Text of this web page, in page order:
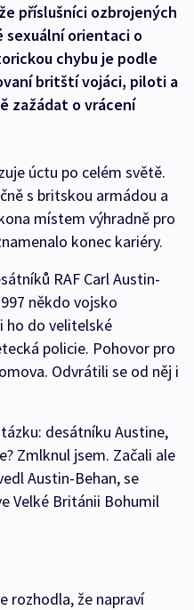
příslušníci ozbrojených
sexuální orientaci o
chybu je podle
britští vojáci, piloti a
zažádat o vrácení
úctu po celém světě.
s britskou armádou a
místem výhradně pro
konec kariéry.
RAF Carl Austin-
někdo vojsko
ho do velitelské
policie. Pohovor pro
Odvrátili se od něj i
desátníku Austine,
Zmlknul jsem. Začali ale
Austin-Behan, se
Velké Británii Bohumil
rozhodla, že napraví